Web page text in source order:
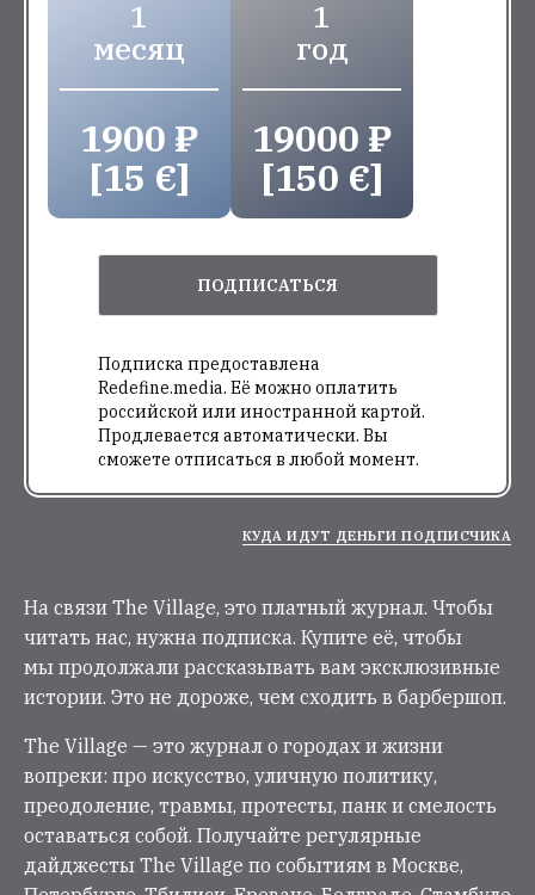
1
месяц
1900 ₽
[15 €]
1
год
19000 ₽
[150 €]
ПОДПИСАТЬСЯ
Подписка предоставлена
Redefine.media. Её можно оплатить
российской или иностранной картой.
Продлевается автоматически. Вы
сможете отписаться в любой момент.
КУДА ИДУТ ДЕНЬГИ ПОДПИСЧИКА
На связи The Village, это платный журнал. Чтобы
читать нас, нужна подписка. Купите её, чтобы
мы продолжали рассказывать вам эксклюзивные
истории. Это не дороже, чем сходить в барбершоп.
The Village — это журнал о городах и жизни
вопреки: про искусство, уличную политику,
преодоление, травмы, протесты, панк и смелость
оставаться собой. Получайте регулярные
дайджесты The Village по событиям в Москве,